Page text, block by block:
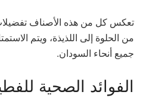
تعكس كل من هذه الأصناف
من الحلوة إلى اللذيذة، ويتم
جميع أنحاء السودان.
الفوائد الصحية